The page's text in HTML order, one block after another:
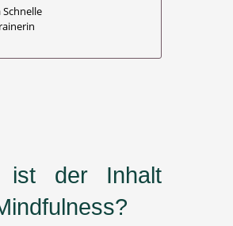
Schnelle
ist der Inhalt